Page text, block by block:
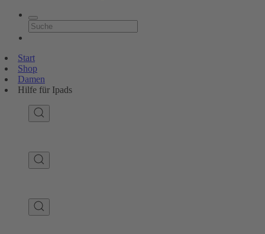
Start
Shop
Damen
Hilfe für Ipads